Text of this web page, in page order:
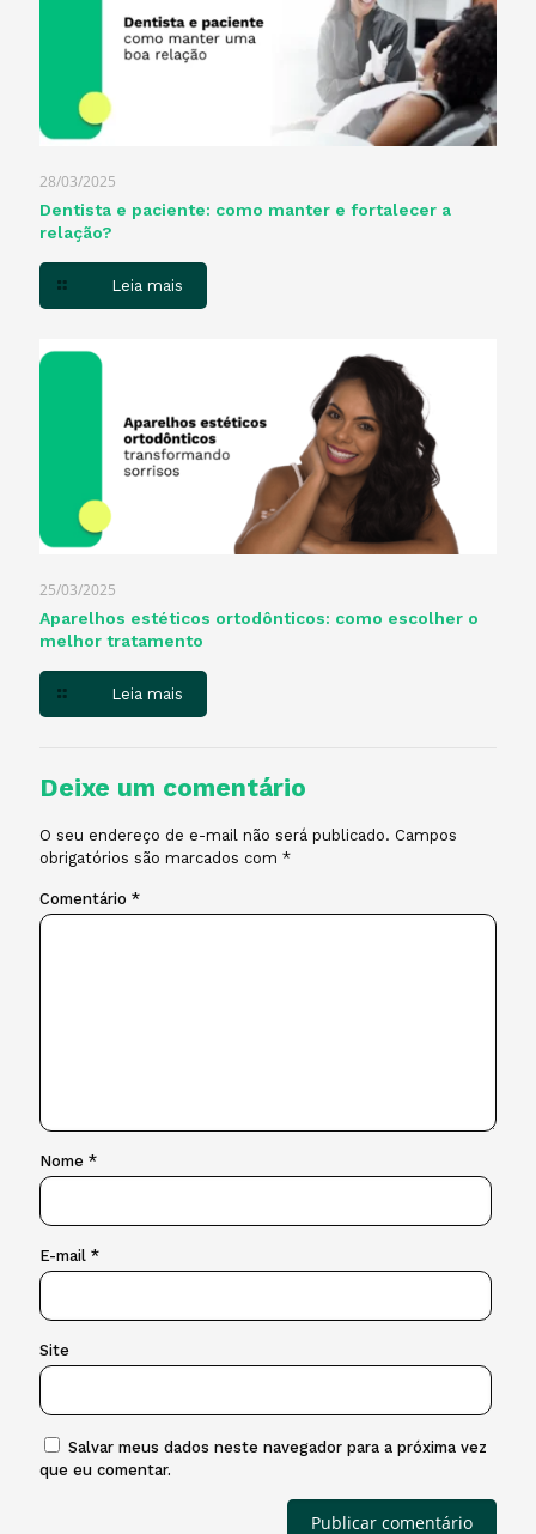
28/03/2025
Dentista e paciente: como manter e fortalecer a
relação?
Leia mais
25/03/2025
Aparelhos estéticos ortodônticos: como escolher o
melhor tratamento
Leia mais
Deixe um comentário
O seu endereço de e-mail não será publicado. Campos
obrigatórios são marcados com *
Comentário *
Nome *
E-mail *
Site
Salvar meus dados neste navegador para a próxima vez
que eu comentar.